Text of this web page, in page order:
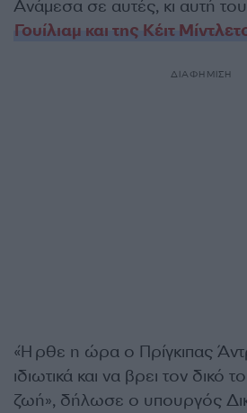
Ανάμεσα σε αυτές, κι αυτή του
Γουίλιαμ και της Κέιτ
ΔΙΑΦΗΜΙΣΗ
«Ήρθε η ώρα ο Πρίγκιπας
ιδιωτικά και να βρει τον δικό
ζωή», δήλωσε ο υπουργός